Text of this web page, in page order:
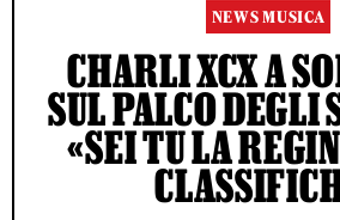
NEWS MUSICA
CHARLI XCX A
SUL PALCO DEGLI
«SEI TU LA